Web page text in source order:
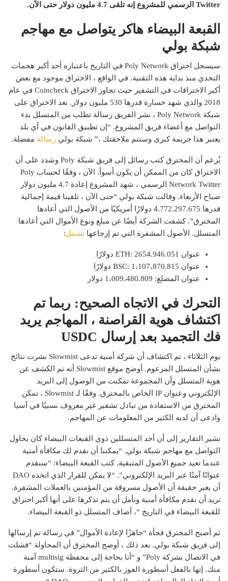
Twitter الرسمي للمشروع إنه تلقى 4.7 مليون دولار حتى الآن.
القبعة البيضاء هاكر يتواصل مع مهاجم
شبكة بولي
سيسجل اختراق Poly Network في التاريخ باعتباره أحد أكبر هجمات
التحدي منذ بداية هذه التقنية. في الواقع ، الاختراق موجود مع بعض
أكبر الاختراقات في التشفير حيث تجاوز الاختراق Coincheck في عام
2018 والذي شهد خسارة قدرها 530 مليون دولار. بعد الاختراق على
شبكة Poly Network ، نشر الفريق رسالة تطلب من المتسلل بدء
التواصل مع أعضاء فريق المشروع. “إن تطبيق القانون في أي بلد
يعتبر هذا جريمة كبرى وستتم ملاحقتك ،” شبكة بولي رسالة مفصلة.
يُزعم أن المخترق كتب رسائل إلى فريق شبكة Poly وشدد على أن
الاختراق كان من الممكن أن يكون أسوأ. الآن ، وفقًا لحساب Poly
Network Twitter الرسمي ، شهد المشروع إعادة 4.7 مليون دولار
صباح الأربعاء. وقالت شبكة بولي “حتى الآن ، تلقينا قيمة إجمالية
قدرها 4.772.297.675 دولارًا أمريكيًا من الأصول التي أعادها
المخترق”. كشفت الشركة أيضًا عن مبلغ ونوع الأموال التي أعادها
المتسلل. الأصول المشفرة التي تم إرجاعها يشمل:
عنوان ETH: 2654.946.051 دولارًا
عنوان BSC: 1،107،870.815 دولارًا
عنوان المضلع: 1،009،480.809 دولار
التحرك في الاتجاه الصحيح: ربما تم
اكتشاف هوية القراصنة ، المهاجم يريد
فك التجميد بعد إرسال USDC
يوم الثلاثاء ، تم اكتشاف أن شركة أمنية تدعى Slowmist نشرت نتائج
بشأن المتسلل المزعوم. أوضح موقع Slowmist أنه تم الكشف عن
هوية المتسلل وأن المجموعة تمكنت من الوصول إلى البريد
الإلكتروني وعنوان IP الخاص بالمخترق. وفقًا لـ Slowmist ، تمكن
المخترق من الاستفادة من تبادل تشفير غير معروف نسبيًا في آسيا
وادعى أن لديه الكثير من المعلومات عن المهاجم.
تشير التقارير إلى أن أحد المتسللين ذوي القبعات البيضاء كان يحاول
التواصل مع مهاجم شبكة بولي. “يمكننا أن نقدم لك مكافأة أمنية
عندما تعيد جميع الأصول المتبقية. كتب القبعة البيضاء: “سنقدم
عنوانًا آمنًا عبر البريد الإلكتروني”. “لا يمكن للقرار الذي اتخذه DAO
أن يغير حقيقة أن الأصول مسروقة من المؤمنين بالعملات المشفرة.
نريد أن نقدم مكافأة أمنية ونأمل أن يتم تذكرها على أنها أكبر اختراق
للقبعة البيضاء في التاريخ “، أضاف المتسلل ذو القبعة البيضاء.
ثم أصبح المخترق فجأة “جاهزًا لإعادة الأموال” في رسالة تم إرسالها
إلى فريق شبكة بولي. بعد ذلك ، أوضح المخترق أن المحاولة “فشلت
في الاتصال بشركة Poly” و “أنا بحاجة إلى محفظة multisig آمنة
منك. إنها بالفعل أسطورة الفوز بالكثير من الثروة. ستكون أسطورة